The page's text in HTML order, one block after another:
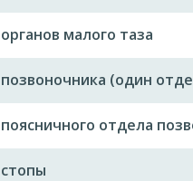
малого таза
(один
отдела